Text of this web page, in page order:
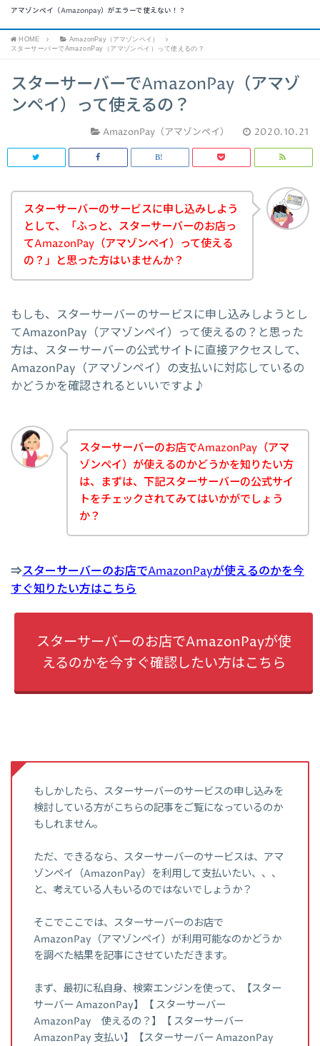
アマゾンペイ（Amazonpay）がエラーで使えない！？
HOME
AmazonPay（アマゾンペイ）
スターサーバーでAmazonPay（アマゾンペイ）って使えるの？
スターサーバーでAmazonPay（アマゾ
ンペイ）って使えるの？
AmazonPay（アマゾンペイ） 2020.10.21
スターサーバーのサービスに申し込みしよう
として、「ふっと、スターサーバーのお店っ
てAmazonPay（アマゾンペイ）って使える
の？」と思った方はいませんか？
もしも、スターサーバーのサービスに申し込みしようとし
てAmazonPay（アマゾンペイ）って使えるの？と思った
方は、スターサーバーの公式サイトに直接アクセスして、
AmazonPay（アマゾンペイ）の支払いに対応しているの
かどうかを確認されるといいですよ♪
スターサーバーのお店でAmazonPay（アマ
ゾンペイ）が使えるのかどうかを知りたい方
は、まずは、下記スターサーバーの公式サイ
トをチェックされてみてはいかがでしょう
か？
⇒スターサーバーのお店でAmazonPayが使えるのかを今
すぐ知りたい方はこちら
スターサーバーのお店でAmazonPayが使
えるのかを今すぐ確認したい方はこちら
もしかしたら、スターサーバーのサービスの申し込みを
検討している方がこちらの記事をご覧になっているのか
もしれません。
ただ、できるなら、スターサーバーのサービスは、アマ
ゾンペイ（AmazonPay）を利用して支払いたい、、、
と、考えている人もいるのではないでしょうか？
そこでここでは、スターサーバーのお店で
AmazonPay（アマゾンペイ）が利用可能なのかどうか
を調べた結果を記事にさせていただきます。
まず、最初に私自身、検索エンジンを使って、【スター
サーバー AmazonPay】【 スターサーバー
AmazonPay 使えるの？】【 スターサーバー
AmazonPay 支払い】【スターサーバー AmazonPay